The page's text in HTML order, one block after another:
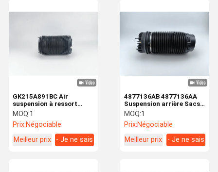
4877136AB 4877136AA
Suspension arrière Sacs
à ressorts pneumatiques
pour Dodge Ram
MOQ:1
Prix:Négociable
Meilleur prix
- Je ne sais
GK215A891BC Air
suspension à ressort
airbags arrière pour Ford
Tourneo
MOQ:1
Prix:Négociable
Meilleur prix
- Je ne sais